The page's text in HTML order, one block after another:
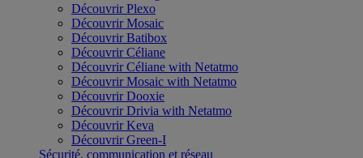
Découvrir Plexo
Découvrir Mosaic
Découvrir Batibox
Découvrir Céliane
Découvrir Céliane with Netatmo
Découvrir Mosaic with Netatmo
Découvrir Dooxie
Découvrir Drivia with Netatmo
Découvrir Keva
Découvrir Green-I
Sécurité, communication et réseau